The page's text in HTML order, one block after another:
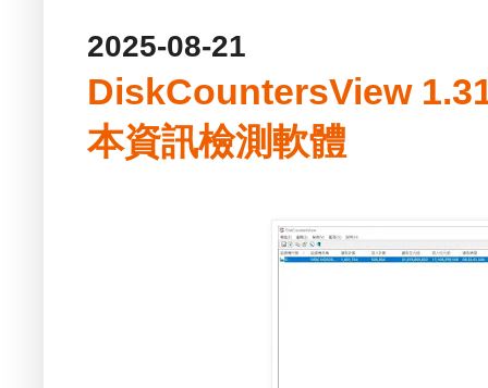
2025-08-21
DiskCountersView
本資訊檢測軟體